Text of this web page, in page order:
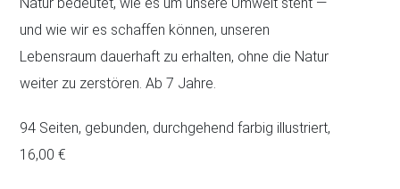
und wie wir es schaffen können, unseren
Lebensraum dauerhaft zu erhalten, ohne die Natur
weiter zu zerstören. Ab 7 Jahre.
94 Seiten, gebunden, durchgehend farbig illustriert,
16,00 €